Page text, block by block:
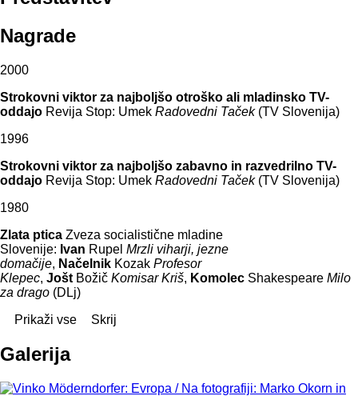
Nagrade
2000
Strokovni viktor za najboljšo otroško ali mladinsko TV-
oddajo Revija Stop: Umek Radovedni Taček(TV Slovenija)
1996
Strokovni viktor za najboljšo zabavno in razvedrilno TV-
oddajo Revija Stop: Umek Radovedni Taček(TV Slovenija)
1980
Zlata ptica Zveza socialistične mladine
Slovenije: Ivan Rupel Mrzli viharji, jezne
domačije, Načelnik Kozak Profesor
Klepec, Jošt Božič Komisar Kriš, Komolec Shakespeare Milo
za drago (DLj)
Prikaži vse
Skrij
Galerija